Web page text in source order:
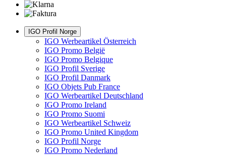
IGO Profil Norge
IGO Werbeartikel Österreich
IGO Promo België
IGO Promo Belgique
IGO Profil Sverige
IGO Profil Danmark
IGO Objets Pub France
IGO Werbeartikel Deutschland
IGO Promo Ireland
IGO Promo Suomi
IGO Werbeartikel Schweiz
IGO Promo United Kingdom
IGO Profil Norge
IGO Promo Nederland